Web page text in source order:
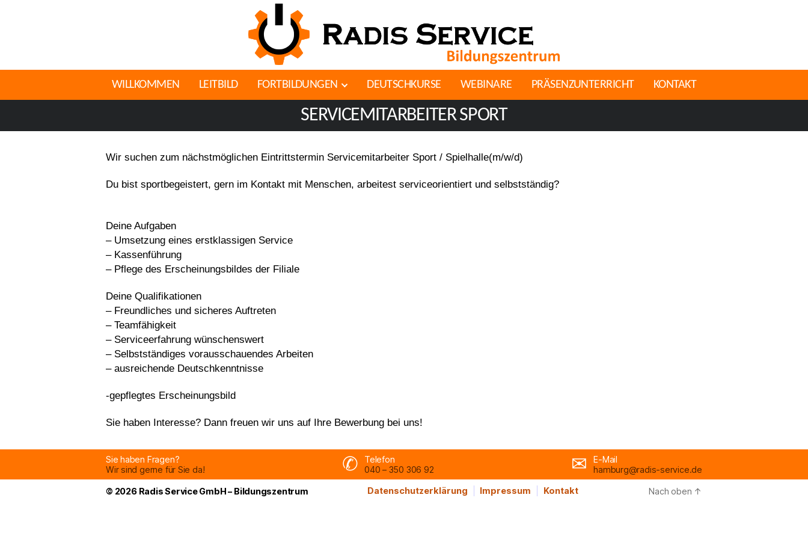
WILLKOMMEN LEITBILD FORTBILDUNGEN DEUTSCHKURSE WEBINARE PRÄSENZUNTERRICHT KONTAKT
SERVICEMITARBEITER SPORT
Wir suchen zum nächstmöglichen Eintrittstermin Servicemitarbeiter Sport / Spielhalle(m/w/d)
Du bist sportbegeistert, gern im Kontakt mit Menschen, arbeitest serviceorientiert und selbstständig?
Deine Aufgaben
– Umsetzung eines erstklassigen Service
– Kassenführung
– Pflege des Erscheinungsbildes der Filiale
Deine Qualifikationen
– Freundliches und sicheres Auftreten
– Teamfähigkeit
– Serviceerfahrung wünschenswert
– Selbstständiges vorausschauendes Arbeiten
– ausreichende Deutschkenntnisse
-gepflegtes Erscheinungsbild
Sie haben Interesse? Dann freuen wir uns auf Ihre Bewerbung bei uns!
Sie haben Fragen?
Wir sind gerne für Sie da!
Telefon
040 – 350 306 92
E-Mail
hamburg@radis-service.de
© 2026 Radis Service GmbH – Bildungszentrum Datenschutzerklärung Impressum Kontakt Nach oben ↑